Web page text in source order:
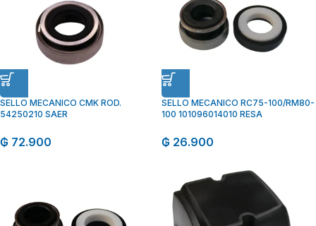
SELLO MECANICO CMK ROD.
54250210 SAER
₲ 72.900
SELLO MECANICO RC75-100/RM80-
100 101096014010 RESA
₲ 26.900